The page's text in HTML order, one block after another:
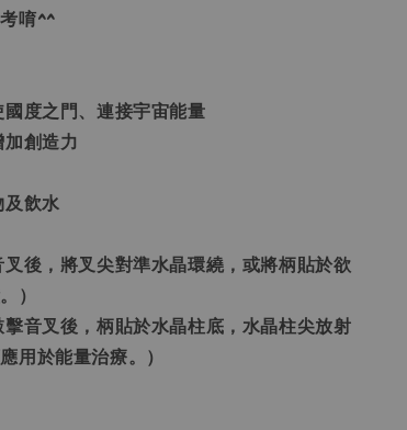
唷^^
度之門、連接宇宙能量
創造力
及飲水
叉後，將叉尖對準水晶環繞，或將柄貼於欲
）
音叉後，柄貼於水晶柱底，水晶柱尖放射
用於能量治療。）